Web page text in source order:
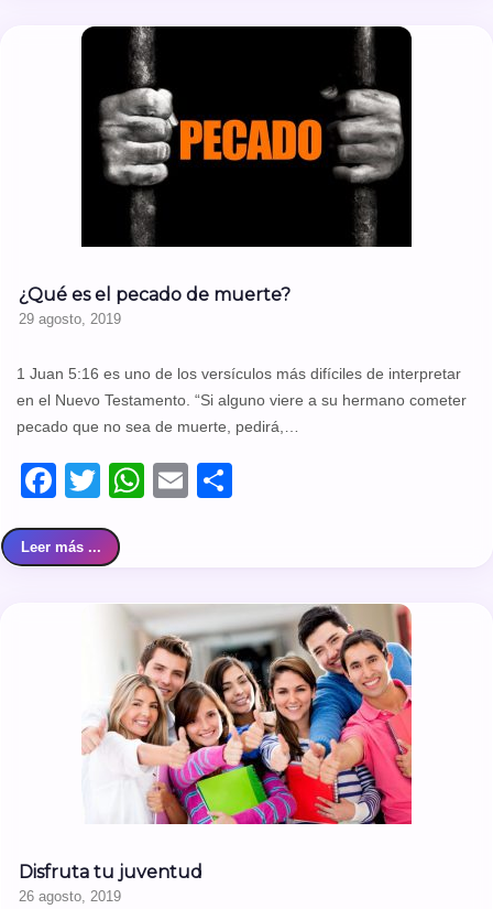
¿Qué es el pecado de muerte?
29 agosto, 2019
1 Juan 5:16 es uno de los versículos más difíciles de interpretar
en el Nuevo Testamento. “Si alguno viere a su hermano cometer
pecado que no sea de muerte, pedirá,…
Facebook
TwitterWhatsApp
Email
Leer más ...
Disfruta tu juventud
26 agosto, 2019